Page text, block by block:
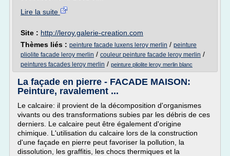
Lire la suite
Site : http://leroy.galerie-creation.com
Thèmes liés : peinture facade luxens leroy merlin / peinture
pliolite facade leroy merlin / couleur peinture facade leroy merlin /
peintures facades leroy merlin / peinture pliolite leroy merlin blanc
La façade en pierre - FACADE MAISON:
Peinture, ravalement ...
Le calcaire: il provient de la décomposition d'organismes
vivants ou des transformations subies par les débris de ces
derniers. Le calcaire peut être également d'origine
chimique. L'utilisation du calcaire lors de la construction
d'une façade en pierre peut favoriser la pollution, la
dissolution, les graffitis, les chocs thermiques et la